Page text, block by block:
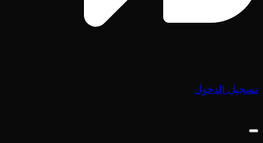
تسجيل الدخول